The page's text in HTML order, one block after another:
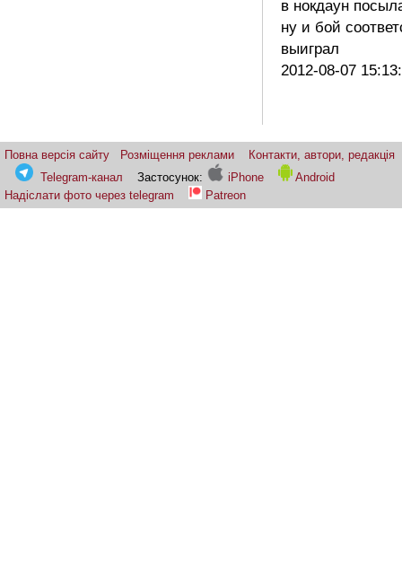
в нокдаун
ну и бой
выиграл
2012-08-07
Повна версія сайту Розміщення реклами
Контакти, автори, редакція
Telegram-канал
Застосунок: iPhone
Android
Надіслати фото через telegram
Patreon